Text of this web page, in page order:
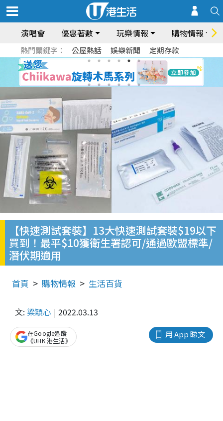
演唱會 優惠著數 玩樂情報 購物情報
熱門關鍵字： 公屋熱話 娛樂新聞 定期存款
【快速測試套裝】13大快速測試套裝$19以下
買到！最平$10獲衛生署認可/通過歐盟標準/
潛伏期適用
首頁 購物情報 生活百貨
文: 梁穎心 2022.03.13
用 App 睇文
在Google追蹤
《UHK 港生活》